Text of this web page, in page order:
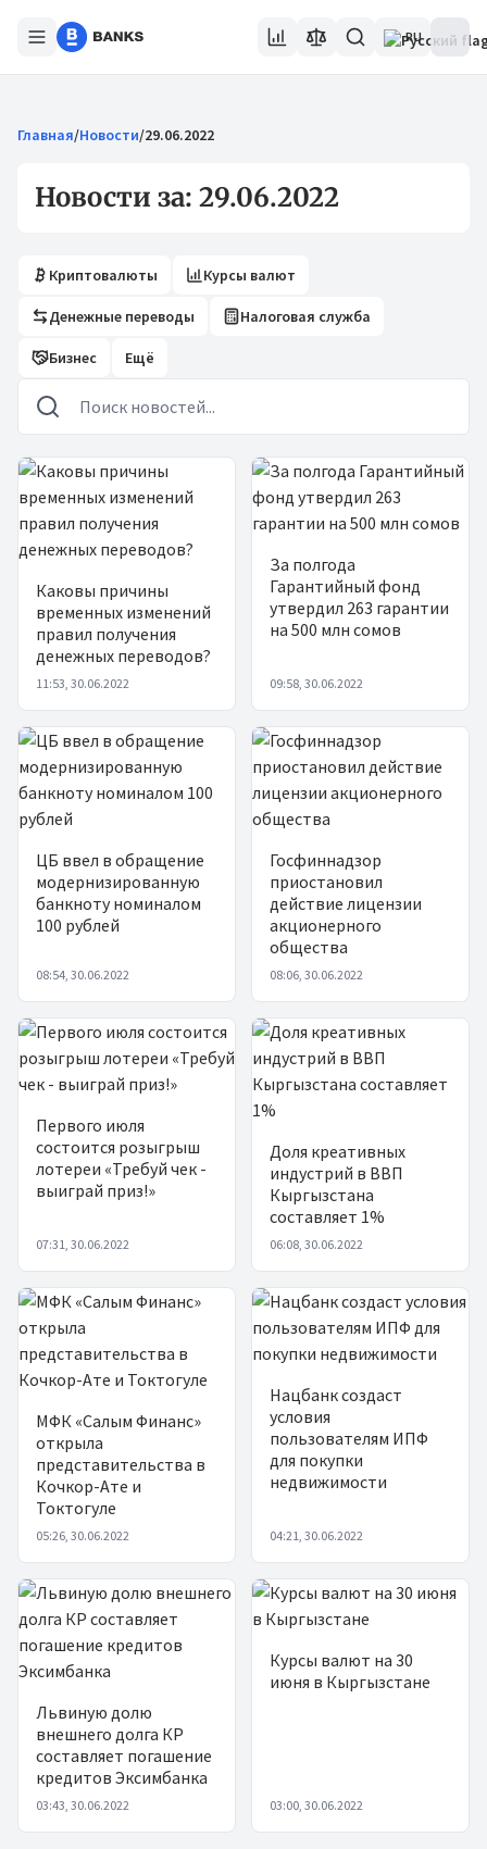
RU
Главная/Новости/29.06.2022
Новости за: 29.06.2022
Криптовалюты Курсы валют
Денежные переводы Налоговая служба
Бизнес Ещё
Новости
Каковы причины
временных изменений
правил получения
денежных переводов?
11:53, 30.06.2022
За полгода
Гарантийный фонд
утвердил 263 гарантии
на 500 млн сомов
09:58, 30.06.2022
ЦБ ввел в обращение
модернизированную
банкноту номиналом
100 рублей
08:54, 30.06.2022
Госфиннадзор
приостановил
действие лицензии
акционерного
общества
08:06, 30.06.2022
Первого июля
состоится розыгрыш
лотереи «Требуй чек -
выиграй приз!»
07:31, 30.06.2022
Доля креативных
индустрий в ВВП
Кыргызстана
составляет 1%
06:08, 30.06.2022
МФК «Салым Финанс»
открыла
представительства в
Кочкор-Ате и
Токтогуле
05:26, 30.06.2022
Нацбанк создаст
условия
пользователям ИПФ
для покупки
недвижимости
04:21, 30.06.2022
Львиную долю
внешнего долга КР
составляет погашение
кредитов Эксимбанка
03:43, 30.06.2022
Курсы валют на 30
июня в Кыргызстане
03:00, 30.06.2022